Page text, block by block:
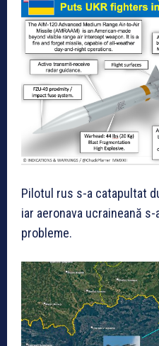
Pilotul rus s-a catapultat
iar aeronava ucraineană
probleme.